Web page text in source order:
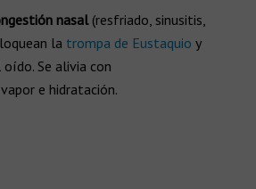
nasal(resfriado, sinusitis,
la trompa de Eustaquio y
Se alivia con
e hidratación.